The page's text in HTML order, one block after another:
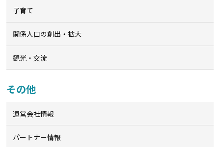
子育て
関係人口の創出・拡大
観光・交流
その他
運営会社情報
パートナー情報